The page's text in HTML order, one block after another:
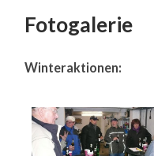
Fotogalerie
Winteraktionen: